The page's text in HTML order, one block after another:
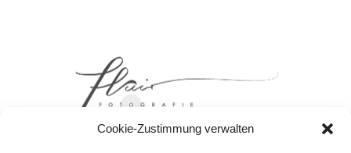
Cookie-Zustimmung verwalten